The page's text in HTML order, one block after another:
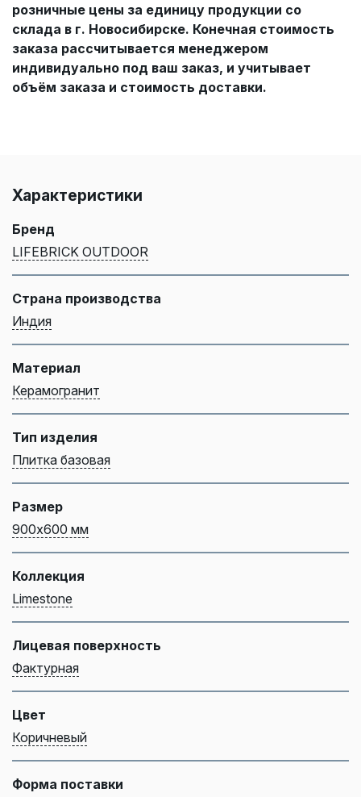
розничные цены за единицу продукции со
склада в г. Новосибирске. Конечная стоимость
заказа рассчитывается менеджером
индивидуально под ваш заказ, и учитывает
объём заказа и стоимость доставки.
Характеристики
Бренд
LIFEBRICK OUTDOOR
Страна производства
Индия
Материал
Керамогранит
Тип изделия
Плитка базовая
Размер
900х600 мм
Коллекция
Limestone
Лицевая поверхность
Фактурная
Цвет
Коричневый
Форма поставки